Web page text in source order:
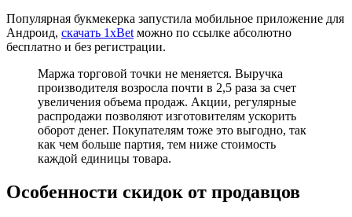
Популярная букмекерка запустила мобильное приложение для
Андроид, скачать 1xBet можно по ссылке абсолютно
бесплатно и без регистрации.
Маржа торговой точки не меняется. Выручка
производителя возросла почти в 2,5 раза за счет
увеличения объема продаж. Акции, регулярные
распродажи позволяют изготовителям ускорить
оборот денег. Покупателям тоже это выгодно, так
как чем больше партия, тем ниже стоимость
каждой единицы товара.
Особенности скидок от продавцов